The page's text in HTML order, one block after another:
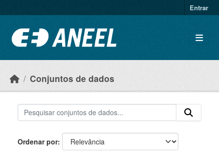
Entrar
Conjuntos de dados
Ordenar por